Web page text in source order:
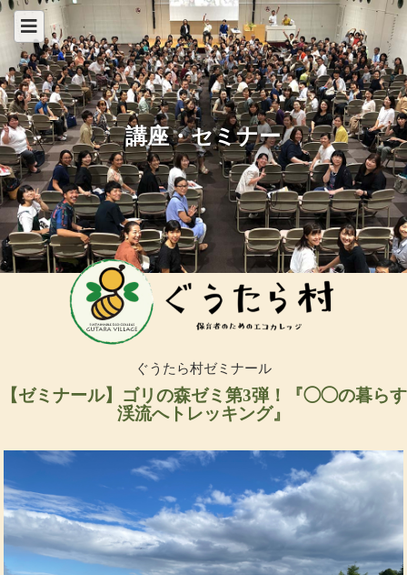
講座・セミナー
ぐうたら村ゼミナール
【ゼミナール】ゴリの森ゼミ第3弾！『◯◯の暮らす
渓流へトレッキング』